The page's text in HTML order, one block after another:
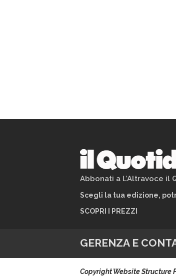
Abbonati a L’Altravoce il
Scegli la tua edizione,
SCOPRI I PREZZI
GERENZA E
Copyright Website Structure